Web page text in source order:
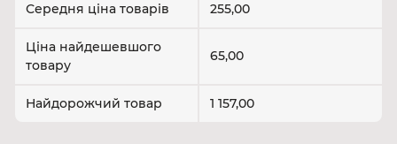
Середня ціна товарів 255,00
Ціна найдешевшого
товару
65,00
Найдорожчий товар 1 157,00